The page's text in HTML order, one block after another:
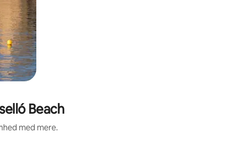
Beach
med mere.